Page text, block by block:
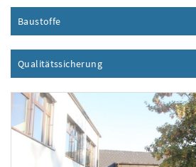
Baustoffe
QualitätssicherungInhalt aufklappen